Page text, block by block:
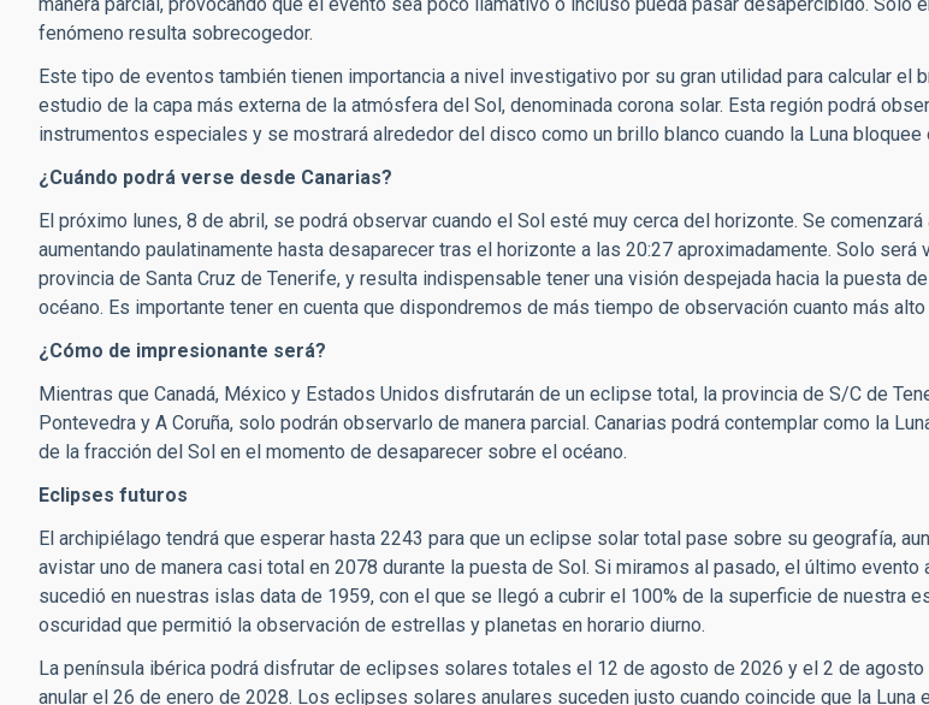
fenómeno resulta sobrecogedor.
Este tipo de eventos también tienen importancia a nivel investigativo por su gran utilidad para calcular el
estudio de la capa más externa de la atmósfera del Sol, denominada corona solar. Esta región podrá
instrumentos especiales y se mostrará alrededor del disco como un brillo blanco cuando la Luna bloquee
¿Cuándo podrá verse desde Canarias?
El próximo lunes, 8 de abril, se podrá observar cuando el Sol esté muy cerca del horizonte. Se
aumentando paulatinamente hasta desaparecer tras el horizonte a las 20:27 aproximadamente. Solo
provincia de Santa Cruz de Tenerife, y resulta indispensable tener una visión despejada hacia la puesta
océano. Es importante tener en cuenta que dispondremos de más tiempo de observación cuanto más
¿Cómo de impresionante será?
Mientras que Canadá, México y Estados Unidos disfrutarán de un eclipse total, la provincia de S/C de
Pontevedra y A Coruña, solo podrán observarlo de manera parcial. Canarias podrá contemplar como la
de la fracción del Sol en el momento de desaparecer sobre el océano.
Eclipses futuros
El archipiélago tendrá que esperar hasta 2243 para que un eclipse solar total pase sobre su geografía,
avistar uno de manera casi total en 2078 durante la puesta de Sol. Si miramos al pasado, el último
sucedió en nuestras islas data de 1959, con el que se llegó a cubrir el 100% de la superficie de nuestra
oscuridad que permitió la observación de estrellas y planetas en horario diurno.
La península ibérica podrá disfrutar de eclipses solares totales el 12 de agosto de 2026 y el 2 de
anular el 26 de enero de 2028. Los eclipses solares anulares suceden justo cuando coincide que la Luna